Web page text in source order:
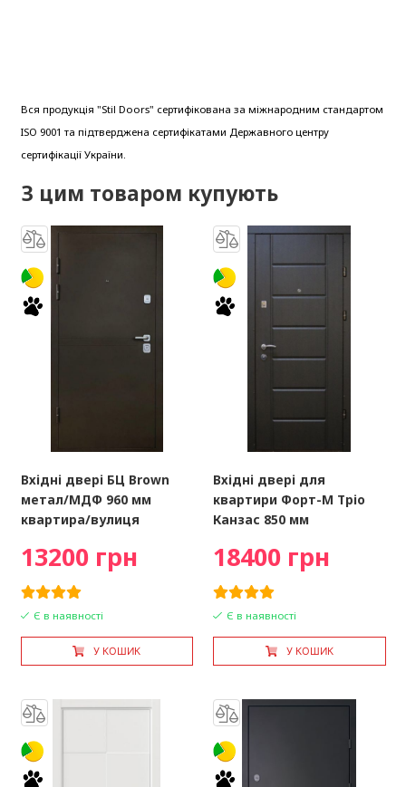
Вся продукція "Stil Doors" сертифікована за міжнародним стандартом
ISO 9001 та підтверджена сертифікатами Державного центру
сертифікації України.
З цим товаром купують
Вхідні двері БЦ Brown
метал/МДФ 960 мм
квартира/вулиця
13200 грн
Є в наявності
У КОШИК
Вхідні двері для
квартири Форт-М Тріо
Канзас 850 мм
18400 грн
Є в наявності
У КОШИК